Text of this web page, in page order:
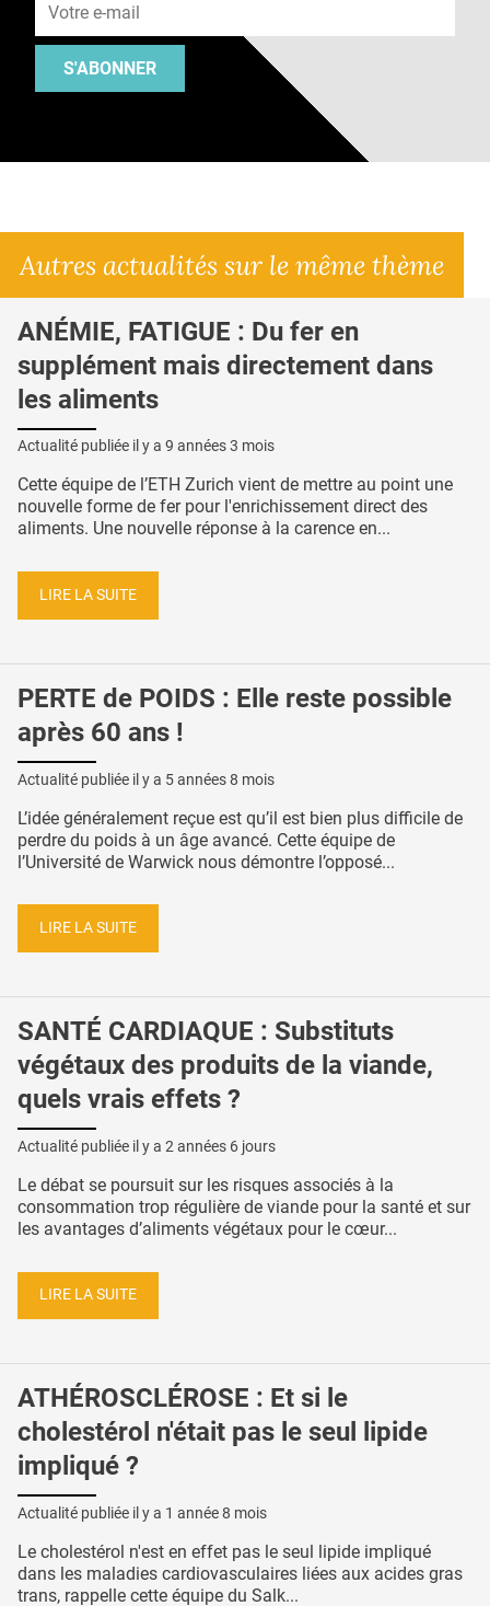
S'ABONNER
Autres actualités sur le même thème
ANÉMIE, FATIGUE : Du fer en
supplément mais directement dans
les aliments
Actualité publiée il y a 9 années 3 mois
Cette équipe de l’ETH Zurich vient de mettre au point une
nouvelle forme de fer pour l'enrichissement direct des
aliments. Une nouvelle réponse à la carence en...
LIRE LA SUITE
PERTE de POIDS : Elle reste possible
après 60 ans !
Actualité publiée il y a 5 années 8 mois
L’idée généralement reçue est qu’il est bien plus difficile de
perdre du poids à un âge avancé. Cette équipe de
l’Université de Warwick nous démontre l’opposé...
LIRE LA SUITE
SANTÉ CARDIAQUE : Substituts
végétaux des produits de la viande,
quels vrais effets ?
Actualité publiée il y a 2 années 6 jours
Le débat se poursuit sur les risques associés à la
consommation trop régulière de viande pour la santé et sur
les avantages d’aliments végétaux pour le cœur...
LIRE LA SUITE
ATHÉROSCLÉROSE : Et si le
cholestérol n'était pas le seul lipide
impliqué ?
Actualité publiée il y a 1 année 8 mois
Le cholestérol n'est en effet pas le seul lipide impliqué
dans les maladies cardiovasculaires liées aux acides gras
trans, rappelle cette équipe du Salk...